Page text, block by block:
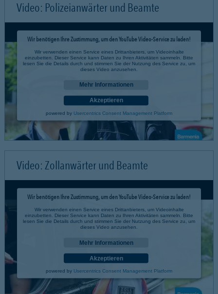
Video: Polizeianwärter und Beamte
Wir benötigen Ihre Zustimmung, um den YouTube Video-Service zu laden!
Wir verwenden einen Service eines Drittanbieters, um Videoinhalte
einzubetten. Dieser Service kann Daten zu Ihren Aktivitäten sammeln. Bitte
lesen Sie die Details durch und stimmen Sie der Nutzung des Service zu, um
dieses Video anzusehen.
Mehr Informationen
Akzeptieren
powered by Usercentrics Consent Management Platform
Video: Zollanwärter und Beamte
Wir benötigen Ihre Zustimmung, um den YouTube Video-Service zu laden!
Wir verwenden einen Service eines Drittanbieters, um Videoinhalte
einzubetten. Dieser Service kann Daten zu Ihren Aktivitäten sammeln. Bitte
lesen Sie die Details durch und stimmen Sie der Nutzung des Service zu, um
dieses Video anzusehen.
Mehr Informationen
Akzeptieren
powered by Usercentrics Consent Management Platform